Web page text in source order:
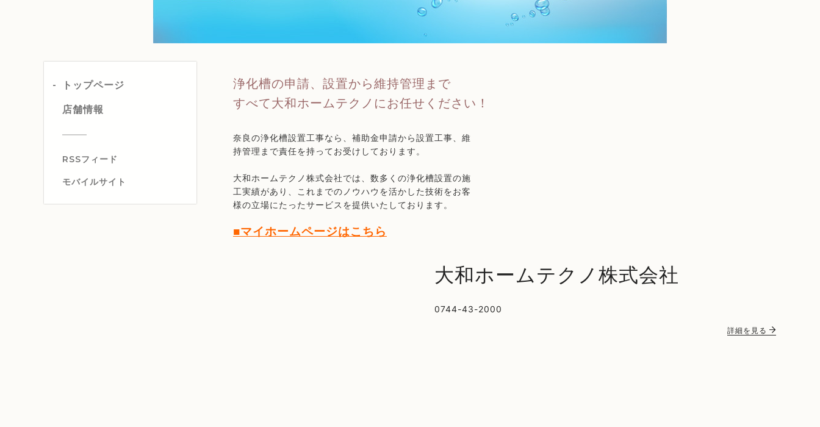
トップページ
店舗情報
RSSフィード
モバイルサイト
浄化槽の申請、設置から維持管理まで
すべて大和ホームテクノにお任せください！
奈良の浄化槽設置工事なら、補助金申請から設置工事、維
持管理まで責任を持ってお受けしております。
大和ホームテクノ株式会社では、数多くの浄化槽設置の施
工実績があり、これまでのノウハウを活かした技術をお客
様の立場にたったサービスを提供いたしております。
■マイホームページはこちら
大和ホームテクノ株式会社
0744-43-2000
詳細を見る